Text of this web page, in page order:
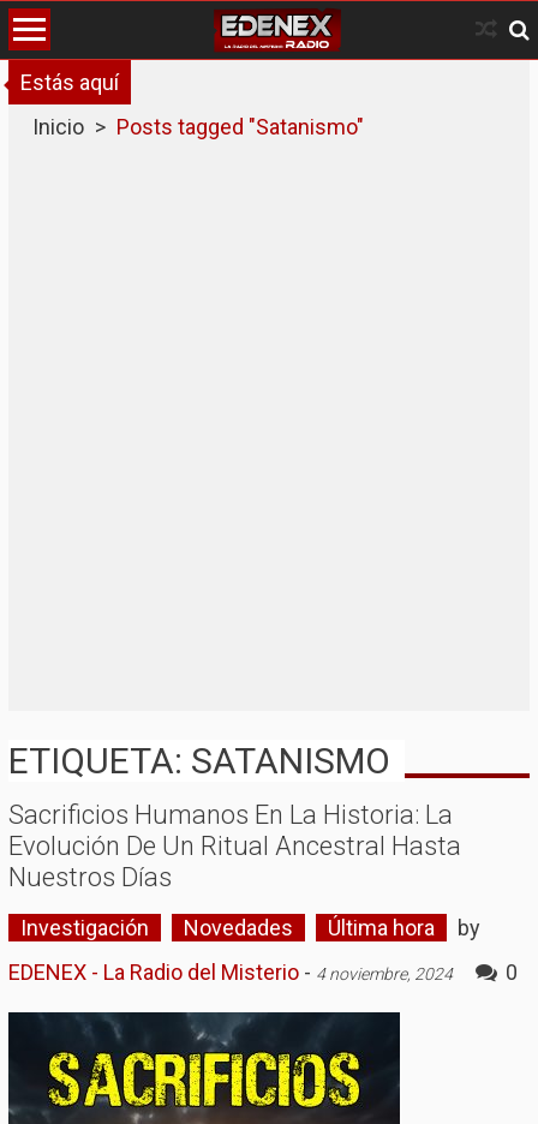
Skip
to
content
Estás aquí
Inicio > Posts tagged "Satanismo"
ETIQUETA: SATANISMO
Sacrificios Humanos En La Historia: La
Evolución De Un Ritual Ancestral Hasta
Nuestros Días
Investigación Novedades Última hora
by
EDENEX - La Radio del Misterio- 4 noviembre, 2024 0